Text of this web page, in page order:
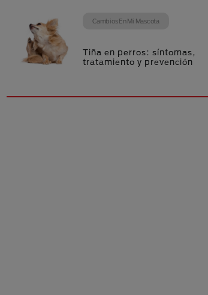
Cambios En Mi Mascota
Tiña en perros: síntomas,
tratamiento y prevención